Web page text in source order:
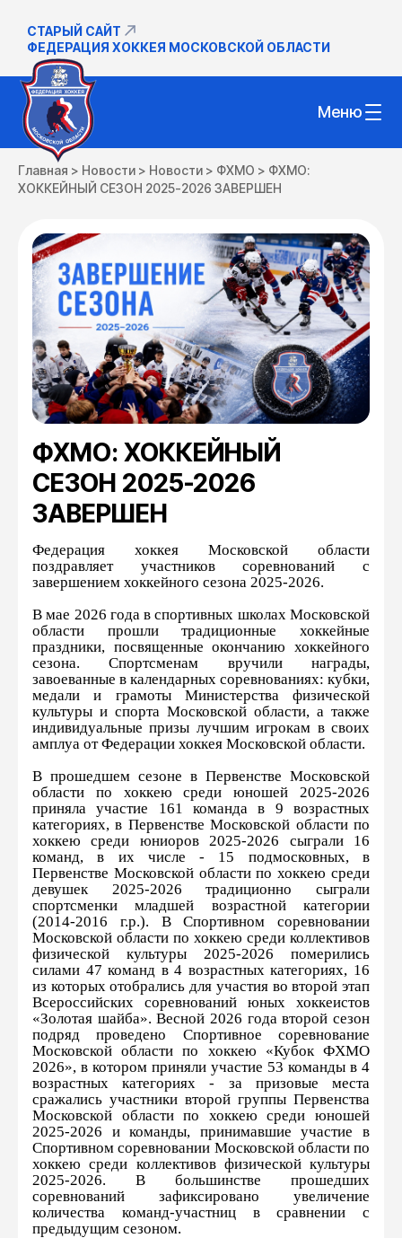
СТАРЫЙ САЙТ
ФЕДЕРАЦИЯ ХОККЕЯ МОСКОВСКОЙ ОБЛАСТИ
Меню
Главная > Новости > Новости > ФХМО > ФХМО:
ХОККЕЙНЫЙ СЕЗОН 2025-2026 ЗАВЕРШЕН
ФХМО: ХОККЕЙНЫЙ
СЕЗОН 2025-2026
ЗАВЕРШЕН
Федерация хоккея Московской области
поздравляет участников соревнований с
завершением хоккейного сезона 2025-2026.
В мае 2026 года в спортивных школах Московской
области прошли традиционные хоккейные
праздники, посвященные окончанию хоккейного
сезона. Спортсменам вручили награды,
завоеванные в календарных соревнованиях: кубки,
медали и грамоты Министерства физической
культуры и спорта Московской области, а также
индивидуальные призы лучшим игрокам в своих
амплуа от Федерации хоккея Московской области.
В прошедшем сезоне в Первенстве Московской
области по хоккею среди юношей 2025-2026
приняла участие 161 команда в 9 возрастных
категориях, в Первенстве Московской области по
хоккею среди юниоров 2025-2026 сыграли 16
команд, в их числе - 15 подмосковных, в
Первенстве Московской области по хоккею среди
девушек 2025-2026 традиционно сыграли
спортсменки младшей возрастной категории
(2014-2016 г.р.). В Спортивном соревновании
Московской области по хоккею среди коллективов
физической культуры 2025-2026 померились
силами 47 команд в 4 возрастных категориях, 16
из которых отобрались для участия во второй этап
Всероссийских соревнований юных хоккеистов
«Золотая шайба». Весной 2026 года второй сезон
подряд проведено Спортивное соревнование
Московской области по хоккею «Кубок ФХМО
2026», в котором приняли участие 53 команды в 4
возрастных категориях - за призовые места
сражались участники второй группы Первенства
Московской области по хоккею среди юношей
2025-2026 и команды, принимавшие участие в
Спортивном соревновании Московской области по
хоккею среди коллективов физической культуры
2025-2026. В большинстве прошедших
соревнований зафиксировано увеличение
количества команд-участниц в сравнении с
предыдущим сезоном.